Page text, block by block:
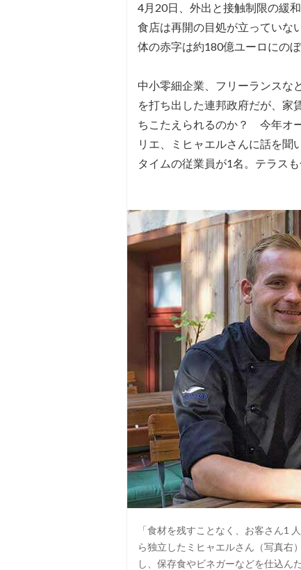
4月20日、外出と接触制限の緩
食店は再開の目処が立っていな
体の赤字は約180億ユーロにの
中小零細企業、フリーランスな
を打ち出した連邦政府だが、家
ちこたえられるのか？ 今年オ
リエ、ミヒャエルさんに話を聞
タイムの従業員が1名。テラス
「食材を残すことなく、お客さん1
ら独立したミヒャエルさん（写真右
し、保存食やビネガーなどを仕込ん